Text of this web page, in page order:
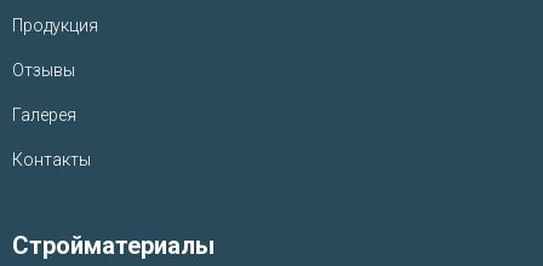
Продукция
Отзывы
Галерея
Контакты
Стройматериалы